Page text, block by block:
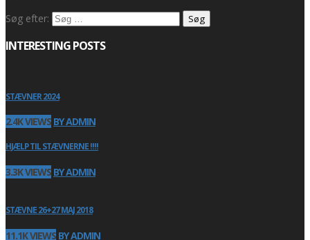
Søg efter:
INTERESTING POSTS
STÆVNER 2024
2.4K VIEWS BY ADMIN
HJÆLP TIL STÆVNERNE !!!!
3.3K VIEWS BY ADMIN
STÆVNE 26+27 MAJ 2018
11.1K VIEWS BY ADMIN